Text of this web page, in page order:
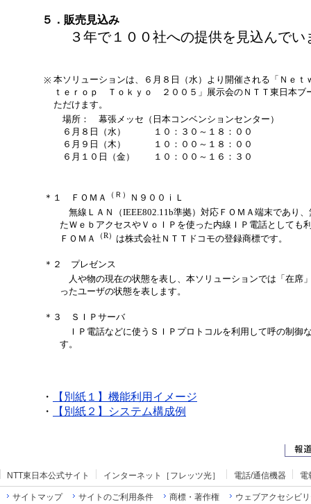
５．販売見込み
３年で１００社への提供を見込んでい
※ 本ソリューションは、６月８日（水）より開催される「Ｎｅｔ
ｔｅｒｏｐ Ｔｏｋｙｏ ２００５」展示会のＮＴＴ東日本ブ
ただけます。
場所： 幕張メッセ（日本コンベンションセンター）
６月８日（水）
１０：３０～１８：００
６月９日（木）
１０：００～１８：００
６月１０日（金）
１０：００～１６：３０
＊１ ＦＯＭＡ （Ｒ）
Ｎ９００ｉＬ
無線ＬＡＮ（IEEE802.11b準拠）対応ＦＯＭＡ端末であり
たＷｅｂアクセスやＶｏＩＰを使った内線ＩＰ電話としても
ＦＯＭＡ
（R） は株式会社ＮＴＴドコモの登録商標です。
＊２ プレゼンス
人や物の現在の状態を表し、本ソリューションでは「在席
ったユーザの状態を表します。
＊３ ＳＩＰサーバ
ＩＰ電話などに使うＳＩＰプロトコルを利用して呼の制御
す。
・
【別紙１】機能利用イメージ
・
【別紙２】システム構成例
NTT東日本公式サイト インターネット［フレッツ光］ 電話/通信機器 電
サイトマップ サイトのご利用条件 商標・著作権 ウェブアクセシビ